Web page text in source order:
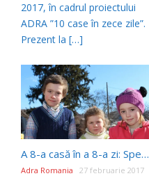
2017, în cadrul proiectului
ADRA ”10 case în zece zile”.
Prezent la […]
A 8-a casă în a 8-a zi: Speranță pentru cele 5 suflete ale familiei Mușescu
Adra Romania 27 februarie 2017